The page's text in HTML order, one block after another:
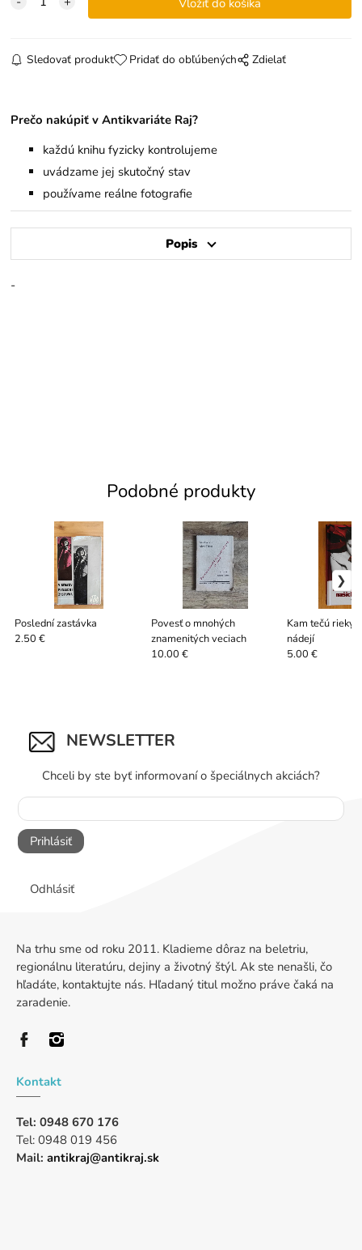
Sledovať produkt Pridať do obľúbených Zdielať
Prečo nakúpiť v Antikvariáte Raj?
každú knihu fyzicky kontrolujeme
uvádzame jej skutočný stav
používame reálne fotografie
Popis
-
Podobné produkty
Poslední zastávka
2.50 €
Povesť o mnohých
znamenitých veciach
10.00 €
Kam tečú rieky
nádejí
5.00 €
NEWSLETTER
Chceli by ste byť informovaní o špeciálnych akciách?
Prihlásiť
Odhlásiť
Na trhu sme od roku 2011. Kladieme dôraz na beletriu,
regionálnu literatúru, dejiny a životný štýl. Ak ste nenašli, čo
hľadáte, kontaktujte nás. Hľadaný titul možno práve čaká na
zaradenie.
Kontakt
Tel: 0948 670 176
Tel: 0948 019 456
Mail: antikraj@antikraj.sk